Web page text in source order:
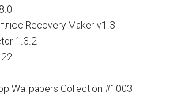
Recovery Maker v1.3
1.3.2
22
Wallpapers Collection #1003